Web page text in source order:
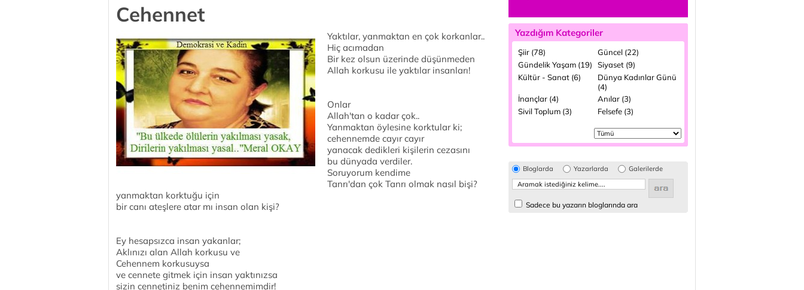
Cehennet
Yaktılar, yanmaktan en çok korkanlar..
Hiç acımadan
Bir kez olsun üzerinde düşünmeden
Allah korkusu ile yaktılar insanları!
Onlar
Allah'tan o kadar çok..
Yanmaktan öylesine korktular ki;
cehennemde cayır cayır
yanacak dedikleri kişilerin cezasını
bu dünyada verdiler.
Soruyorum kendime
Tanrı'dan çok Tanrı olmak nasıl bişi?
yanmaktan korktuğu için
bir canı ateşlere atar mı insan olan kişi?
Ey hesapsızca insan yakanlar;
Aklınızı alan Allah korkusu ve
Cehennem korkusuysa
ve cennete gitmek için insan yaktınızsa
sizin cennetiniz benim cehennemimdir!
Yazdığım Kategoriler
Şiir (78)
Güncel (22)
Gündelik Yaşam (19)
Siyaset (9)
Kültür - Sanat (6)
Dünya Kadınlar Günü
(4)
İnançlar (4)
Anılar (3)
Sivil Toplum (3)
Felsefe (3)
Bloglarda Yazarlarda Galerilerde
Sadece bu yazarın bloglarında ara